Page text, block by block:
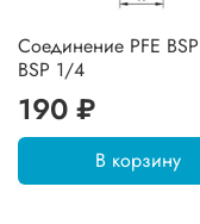
Соединение PFE
BSP 1/4
190 ₽
В корзину